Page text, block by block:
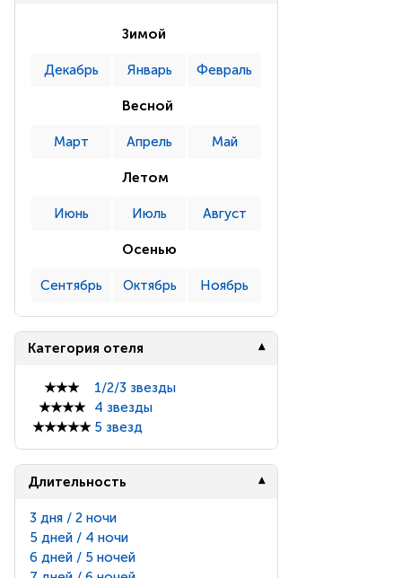
Зимой
Декабрь Январь Февраль
Весной
Март Апрель Май
Летом
Июнь Июль Август
Осенью
Сентябрь Октябрь Ноябрь
Категория отеля
★★★
1/2/3 звезды
★★★★
4 звезды
★★★★★ 5 звезд
Длительность
3 дня / 2 ночи
5 дней / 4 ночи
6 дней / 5 ночей